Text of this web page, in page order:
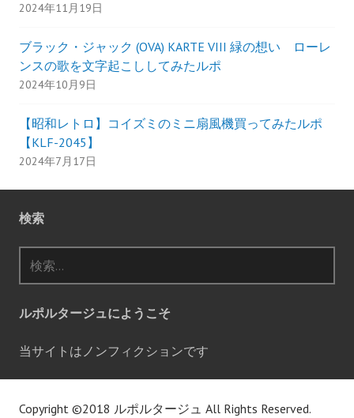
2024年11月19日
ブラック・ジャック (OVA) KARTE VIII 緑の想い ローレ
ンスの歌を文字起こししてみたルポ
2024年10月9日
【昭和レトロ】コイズミのミニ扇風機買ってみたルポ
【KLF-2045】
2024年7月17日
検索
索:
ルポルタージュにようこそ
当サイトはノンフィクションです
Copyright ©2018 ルポルタージュ All Rights Reserved.